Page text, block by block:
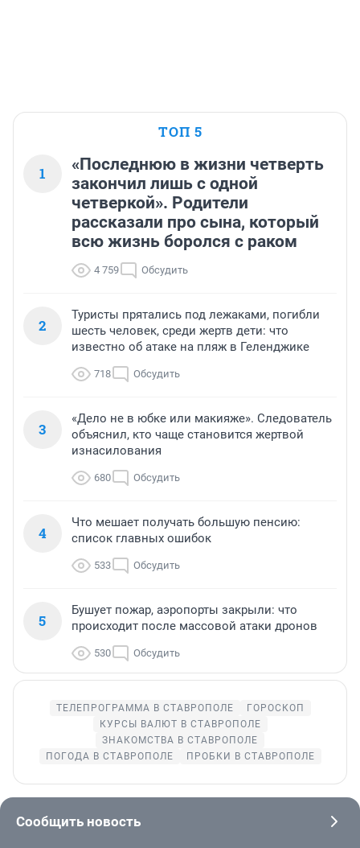
ТОП 5
1
«Последнюю в жизни четверть
закончил лишь с одной
четверкой». Родители
рассказали про сына, который
всю жизнь боролся с раком
4 759 Обсудить
2
Туристы прятались под лежаками, погибли
шесть человек, среди жертв дети: что
известно об атаке на пляж в Геленджике
718 Обсудить
3
«Дело не в юбке или макияже». Следователь
объяснил, кто чаще становится жертвой
изнасилования
680 Обсудить
4
Что мешает получать большую пенсию:
список главных ошибок
533 Обсудить
5
Бушует пожар, аэропорты закрыли: что
происходит после массовой атаки дронов
530 Обсудить
ТЕЛЕПРОГРАММА В СТАВРОПОЛЕ
ГОРОСКОП
КУРСЫ ВАЛЮТ В СТАВРОПОЛЕ
ЗНАКОМСТВА В СТАВРОПОЛЕ
ПОГОДА В СТАВРОПОЛЕ
ПРОБКИ В СТАВРОПОЛЕ
Сообщить новость